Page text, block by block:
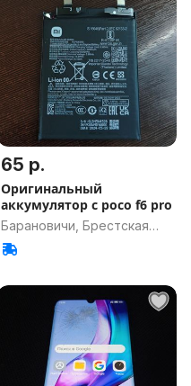
65 р.
Оригинальный
аккумулятор с poco f6 pro
Барановичи, Брестская
обл.